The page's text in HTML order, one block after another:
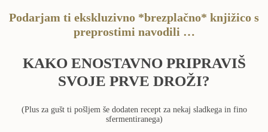
Podarjam ti ekskluzivno *brezplačno* knjižico s
preprostimi navodili …
KAKO ENOSTAVNO PRIPRAVIŠ
SVOJE PRVE DROŽI?
(Plus za gušt ti pošljem še dodaten recept za nekaj sladkega in fino
sfermentiranega)